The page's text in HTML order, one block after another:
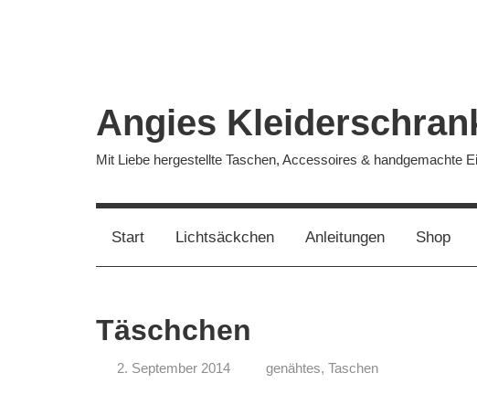
Angies
Mit Liebe hergestellte Taschen, Accessoires & handgemachte
Start Lichtsäckchen Anleitungen Shop
Täschchen
2. September 2014
genähtes, Taschen